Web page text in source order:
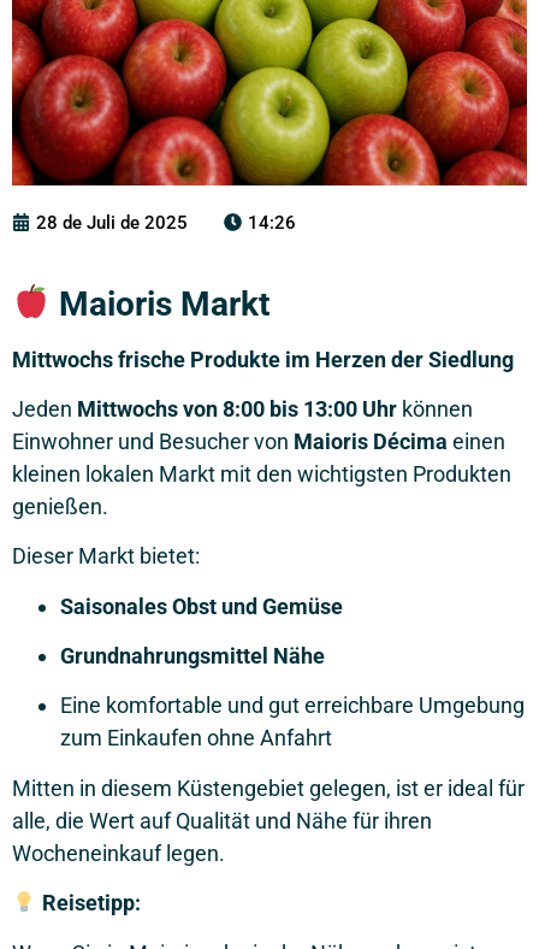
28 de Juli de 2025 14:26
Maioris Markt
Mittwochs frische Produkte im Herzen der Siedlung
Jeden Mittwochs von 8:00 bis 13:00 Uhr können
Einwohner und Besucher von Maioris Décima einen
kleinen lokalen Markt mit den wichtigsten Produkten
genießen.
Dieser Markt bietet:
Saisonales Obst und Gemüse
Grundnahrungsmittel Nähe
Eine komfortable und gut erreichbare Umgebung
zum Einkaufen ohne Anfahrt
Mitten in diesem Küstengebiet gelegen, ist er ideal für
alle, die Wert auf Qualität und Nähe für ihren
Wocheneinkauf legen.
Reisetipp: